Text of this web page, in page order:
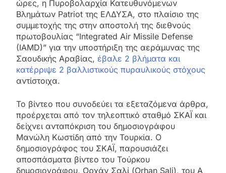
ώρες, η Πυροβολαρχία Κατευθυνόμενων
Βλημάτων Patriot της ΕΛΔΥΣΑ, στο πλαίσιο της
συμμετοχής της στην αποστολή της διεθνούς
πρωτοβουλίας “Integrated Air Missile Defense
(IAMD)” για την υποστήριξη της αεράμυνας της
Σαουδικής Αραβίας, έβαλε 2 βλήματα και
κατέρριψε 2 βαλλιστικούς πυραυλικούς στόχους
αντίστοιχα.
Το βίντεο που συνοδεύει τα εξεταζόμενα άρθρα,
προέρχεται από τον τηλεοπτικό σταθμό ΣΚΑΪ και
δείχνει ανταπόκριση του δημοσιογράφου
Μανώλη Κωστίδη από την Τουρκία. Ο
δημοσιογράφος του ΣΚΑΪ, παρουσιάζει
αποσπάσματα βίντεο του Τούρκου
δημοσιογράφου, Ορχάν Σαλί (Orhan Sali), του A